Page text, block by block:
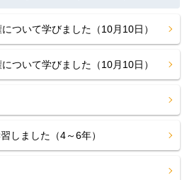
ついて学びました（10月10日）
ついて学びました（10月10日）
しました（4～6年）